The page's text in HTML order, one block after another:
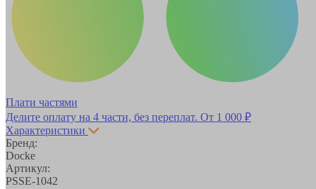
Плати частями
Делите оплату на 4 части, без переплат. От 1 000 ₽
Характеристики
Бренд:
Docke
Артикул:
PSSE-1042